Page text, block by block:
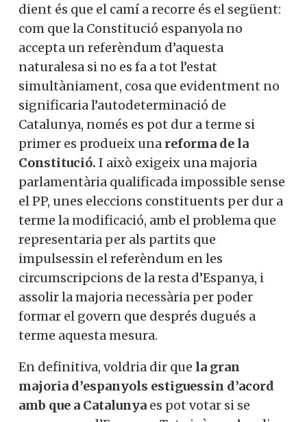
dient és que el camí a recorre és el següent:
com que la Constitució espanyola no
accepta un referèndum d’aquesta
naturalesa si no es fa a tot l’estat
simultàniament, cosa que evidentment no
significaria l’autodeterminació de
Catalunya, només es pot dur a terme si
primer es produeix una reforma de la
Constitució. I això exigeix una majoria
parlamentària qualificada impossible sense
el PP, unes eleccions constituents per dur a
terme la modificació, amb el problema que
representaria per als partits que
impulsessin el referèndum en les
circumscripcions de la resta d’Espanya, i
assolir la majoria necessària per poder
formar el govern que després dugués a
terme aquesta mesura.
En definitiva, voldria dir que la gran
majoria d’espanyols estiguessin d’acord
amb que a Catalunya es pot votar si se